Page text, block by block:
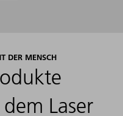
DER MENSCH
Laser